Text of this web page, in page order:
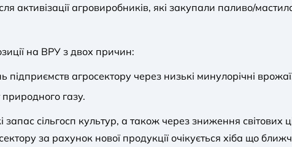
активізації агровиробників, які закупали паливо/
на ВРУ з двох причин:
агросектору через низькі минулорічні
газу.
сільгосп культур, а також через зниження світових
за рахунок нової продукції очікується хіба що